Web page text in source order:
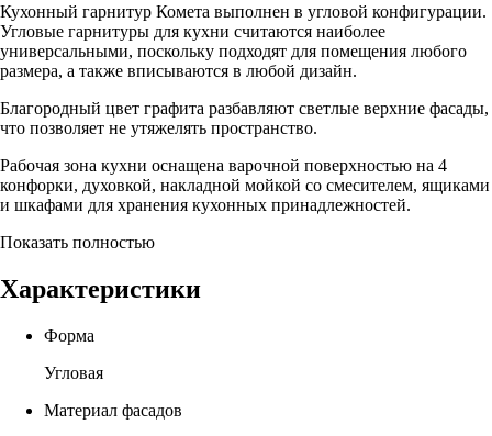
Кухонный гарнитур Комета выполнен в угловой конфигурации.
Угловые гарнитуры для кухни считаются наиболее
универсальными, поскольку подходят для помещения любого
размера, а также вписываются в любой дизайн.
Благородный цвет графита разбавляют светлые верхние фасады,
что позволяет не утяжелять пространство.
Рабочая зона кухни оснащена варочной поверхностью на 4
конфорки, духовкой, накладной мойкой со смесителем, ящиками
и шкафами для хранения кухонных принадлежностей.
Показать полностью
Характеристики
Форма
Угловая
Материал фасадов